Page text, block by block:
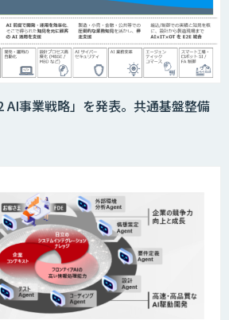
AI事業戦略」を発表。共通基盤整備